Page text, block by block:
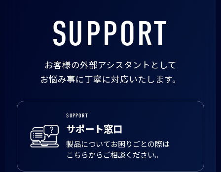
SUPPORT
お客様の外部アシスタントとして
お悩み事に丁寧に対応いたします。
SUPPORT
サポート窓口
製品についてお困りごとの際は
こちらからご相談ください。